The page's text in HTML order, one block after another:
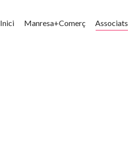
Inici Manresa+Comerç Associats